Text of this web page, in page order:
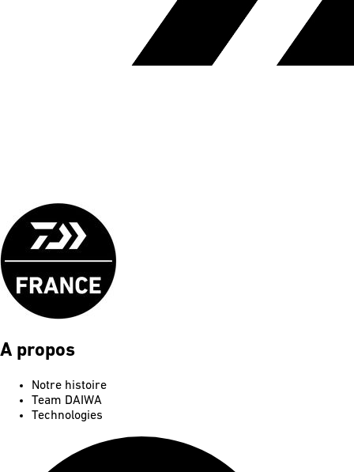
A propos
Notre histoire
Team DAIWA
Technologies